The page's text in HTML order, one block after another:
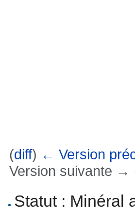
(diff) ← Version
Version suivante →
Statut : Minéral